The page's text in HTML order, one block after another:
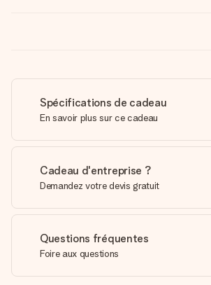
Spécifications de cadeau
En savoir plus sur ce cadeau
Cadeau d'entreprise ?
Demandez votre devis gratuit
Questions fréquentes
Foire aux questions